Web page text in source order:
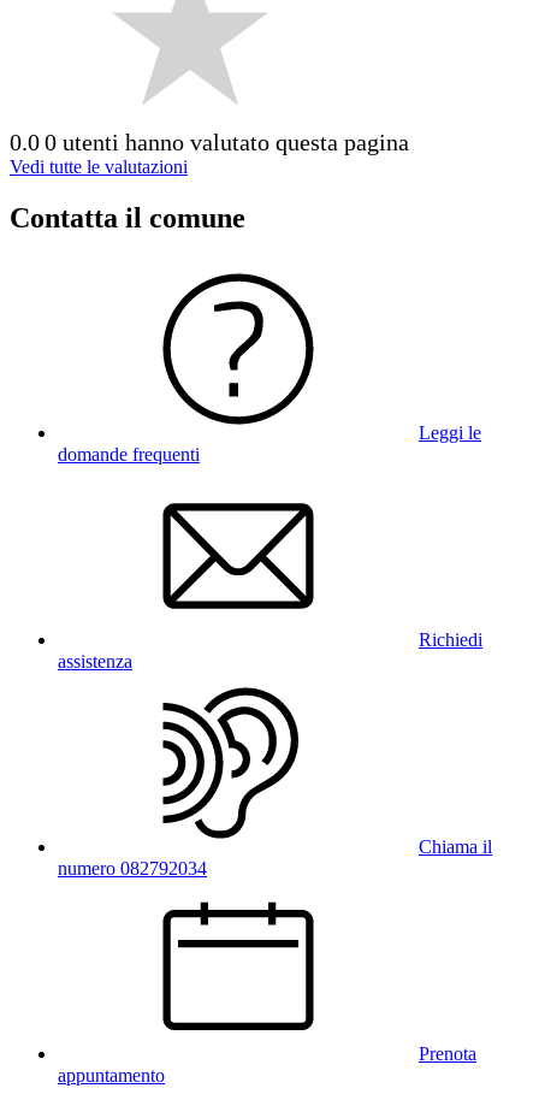
0.00 utenti hanno valutato questa pagina
Vedi tutte le valutazioni
Contatta il comune
Leggi le
domande frequenti
Richiedi
assistenza
Chiama il
numero 082792034
Prenota
appuntamento